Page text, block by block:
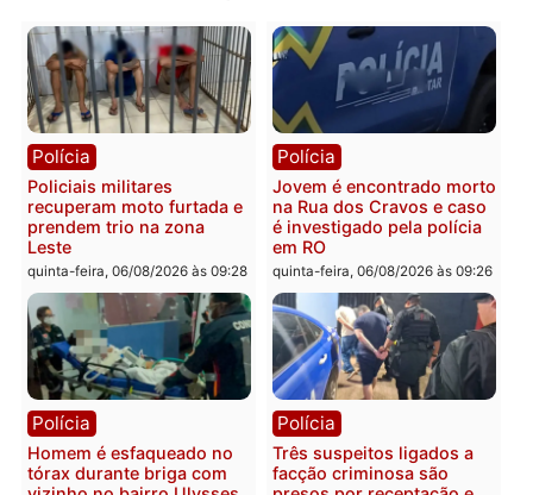
Categorias
Polícia
Você também vai querer ler...
Polícia
Policiais militares
recuperam moto furtada e
prendem trio na zona
Leste
quinta-feira, 06/08/2026 às 09:28
Polícia
Jovem é encontrado
na Rua dos Cravos e
é investigado pela
em RO
quinta-feira, 06/08/2026 às